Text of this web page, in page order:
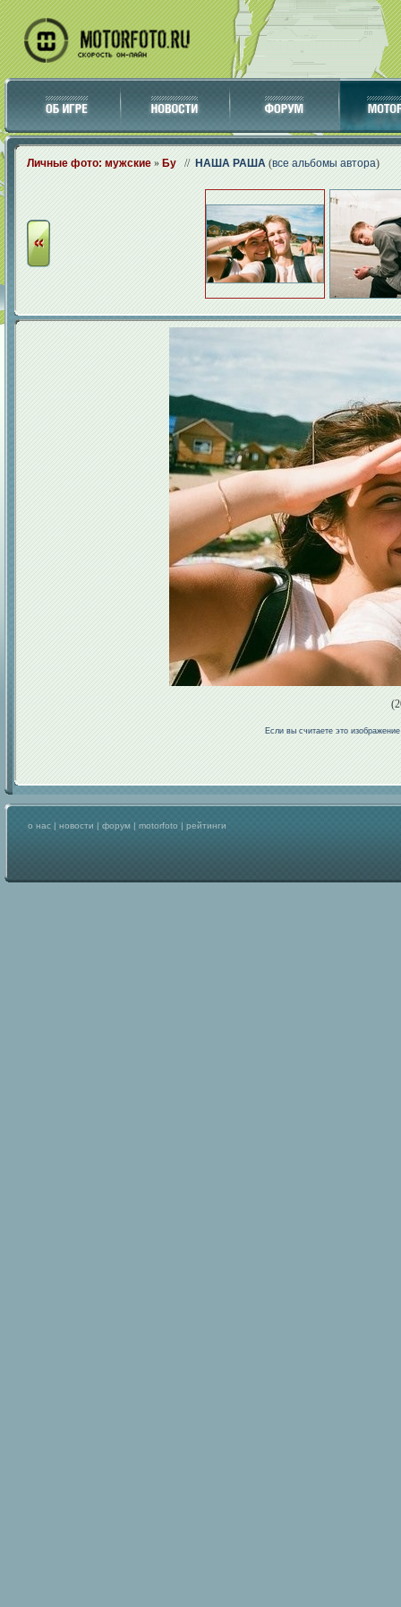
Личные фото: мужские » Бу // НАША РАША (все альбомы автора)
Если вы считаете это
о нас | новости | форум | motorfoto | рейтинги